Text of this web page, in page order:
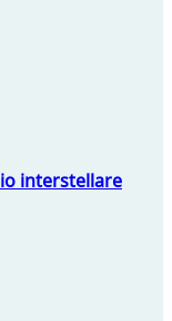
interstellare